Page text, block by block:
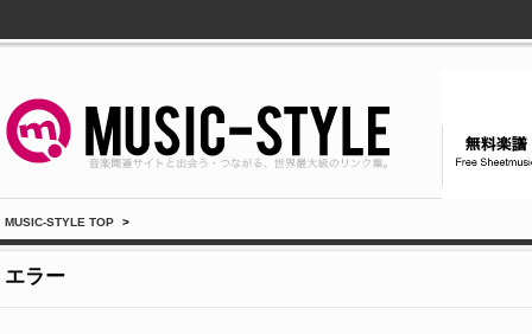
MUSIC-STYLE TOP >
エラー